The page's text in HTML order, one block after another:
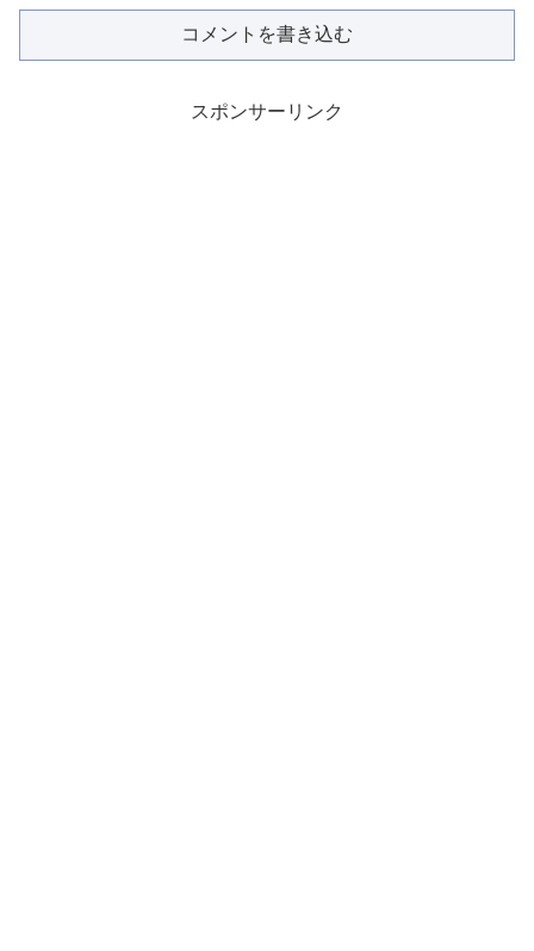
コメントを書き込む
スポンサーリンク